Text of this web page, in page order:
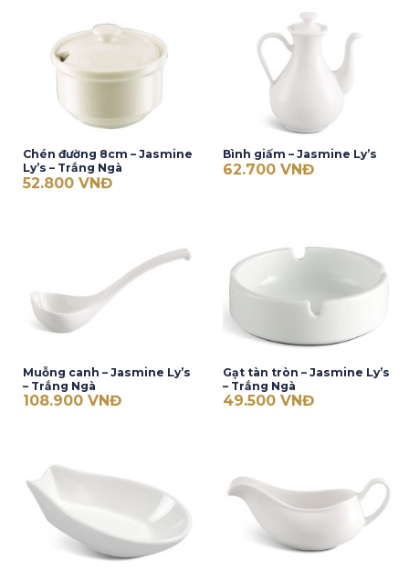
Chén đường 8cm – Jasmine
Ly’s – Trắng Ngà
52.800 VNĐ
Bình giấm – Jasmine Ly’s
62.700 VNĐ
Muỗng canh – Jasmine Ly’s
– Trắng Ngà
108.900 VNĐ
Gạt tàn tròn – Jasmine Ly’s
– Trắng Ngà
49.500 VNĐ